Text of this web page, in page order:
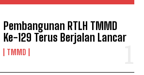
Pembangunan RTLH TMMD
Ke-129 Terus Berjalan Lancar
TMMD